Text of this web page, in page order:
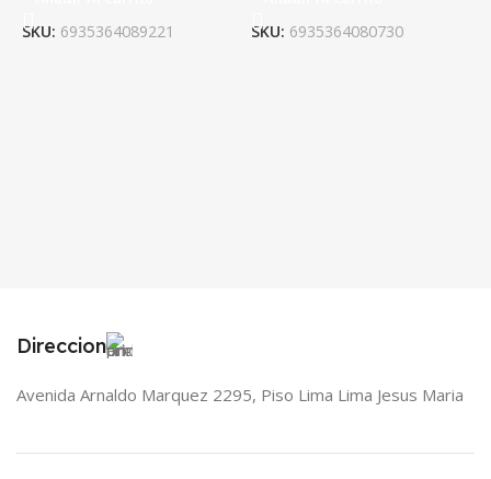
SKU: 6935364089221 SKU: 6935364080730
Direccion
Avenida Arnaldo Marquez 2295, Piso Lima Lima Jesus Maria